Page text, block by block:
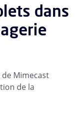
dans
de Mimecast
de la